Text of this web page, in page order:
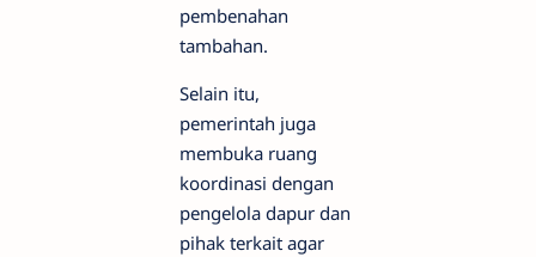
pembenahan
tambahan.
Selain itu,
pemerintah juga
membuka ruang
koordinasi dengan
pengelola dapur dan
pihak terkait agar